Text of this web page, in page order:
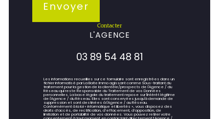
Envoyer
contacter
L'AGENCE
03 89 54 48 81
Les informations recueillies sur ce formulaire sont enregistrées dans un
fichier informatisé par La Boite Immo agissant comme Sous-traitant du
traitement pour la gestion de la clientèle/prospects de l'Agence / du
Réseau qui reste Responsable du Traitement de vos Données
personnelles. La base légale du traitement repose sur l'intérêt légitime
de l'Agence / du Réseau. Elles sont conservées jusqu'à demande de
suppression et sont destinées à l'Agence / au Réseau.
Conformément à la loi « informatique et libertés », vous disposez des
droits d’accès, de rectification, d’effacement, d’opposition, de
limitation et de portabilité de vos données. Vous pouvez retirer votre